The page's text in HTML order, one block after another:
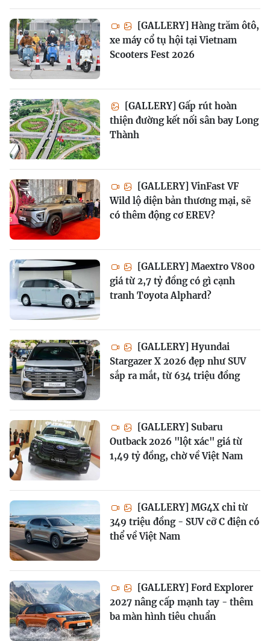
[GALLERY] Hàng trăm ôtô,
xe máy cổ tụ hội tại Vietnam
Scooters Fest 2026
[GALLERY] Gấp rút hoàn
thiện đường kết nối sân bay Long
Thành
[GALLERY] VinFast VF
Wild lộ diện bản thương mại, sẽ
có thêm động cơ EREV?
[GALLERY] Maextro V800
giá từ 2,7 tỷ đồng có gì cạnh
tranh Toyota Alphard?
[GALLERY] Hyundai
Stargazer X 2026 đẹp như SUV
sắp ra mắt, từ 634 triệu đồng
[GALLERY] Subaru
Outback 2026 "lột xác" giá từ
1,49 tỷ đồng, chờ về Việt Nam
[GALLERY] MG4X chỉ từ
349 triệu đồng - SUV cỡ C điện có
thể về Việt Nam
[GALLERY] Ford Explorer
2027 nâng cấp mạnh tay - thêm
ba màn hình tiêu chuẩn